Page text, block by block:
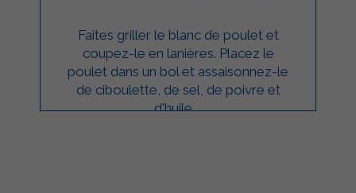
Faites griller le blanc de poulet et
coupez-le en lanières. Placez le
poulet dans un bol et assaisonnez-le
de ciboulette, de sel, de poivre et
d'huile ...